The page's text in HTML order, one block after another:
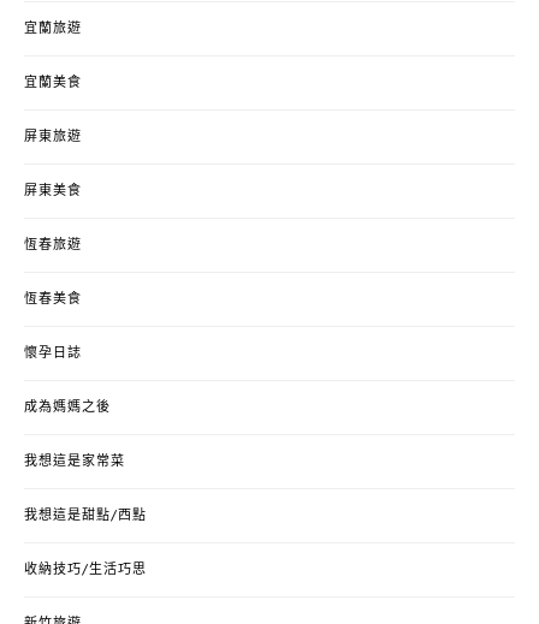
宜蘭旅遊
宜蘭美食
屏東旅遊
屏東美食
恆春旅遊
恆春美食
懷孕日誌
成為媽媽之後
我想這是家常菜
我想這是甜點/西點
收納技巧/生活巧思